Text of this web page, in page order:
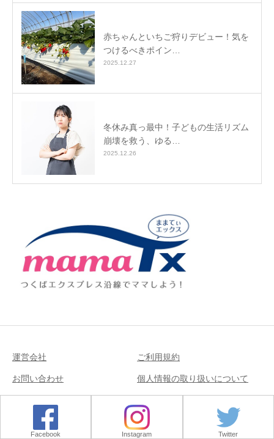
赤ちゃんといちご狩りデビュー！気を
つけるべきポイン…
2025.12.27
冬休み真っ最中！子どもの生活リズム
崩壊を救う、ゆる…
2025.12.26
運営会社 ご利用規約
お問い合わせ 個人情報の取り扱いについて
Copyright © 2018
Facebook Instagram Twitter